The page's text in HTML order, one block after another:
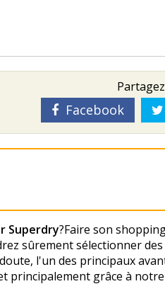
Facebook
Superdry?Faire son
sûrement sélectionner
l'un des principaux
grâce à